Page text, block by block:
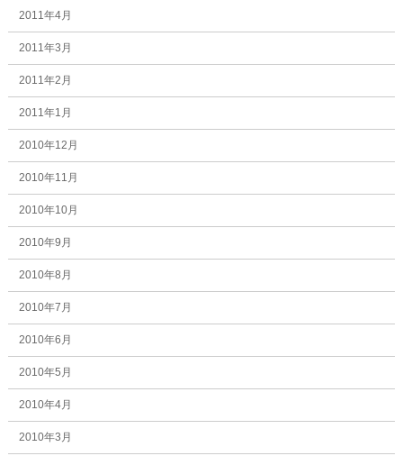
2011年4月
2011年3月
2011年2月
2011年1月
2010年12月
2010年11月
2010年10月
2010年9月
2010年8月
2010年7月
2010年6月
2010年5月
2010年4月
2010年3月